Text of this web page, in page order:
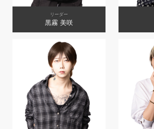
リーダー
黒霧 美咲